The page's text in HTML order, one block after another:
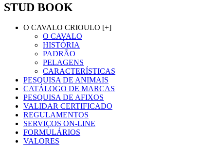
STUD BOOK
O CAVALO CRIOULO [+]
O CAVALO
HISTÓRIA
PADRÃO
PELAGENS
CARACTERÍSTICAS
PESQUISA DE ANIMAIS
CATÁLOGO DE MARCAS
PESQUISA DE AFIXOS
VALIDAR CERTIFICADO
REGULAMENTOS
SERVIÇOS ON-LINE
FORMULÁRIOS
VALORES